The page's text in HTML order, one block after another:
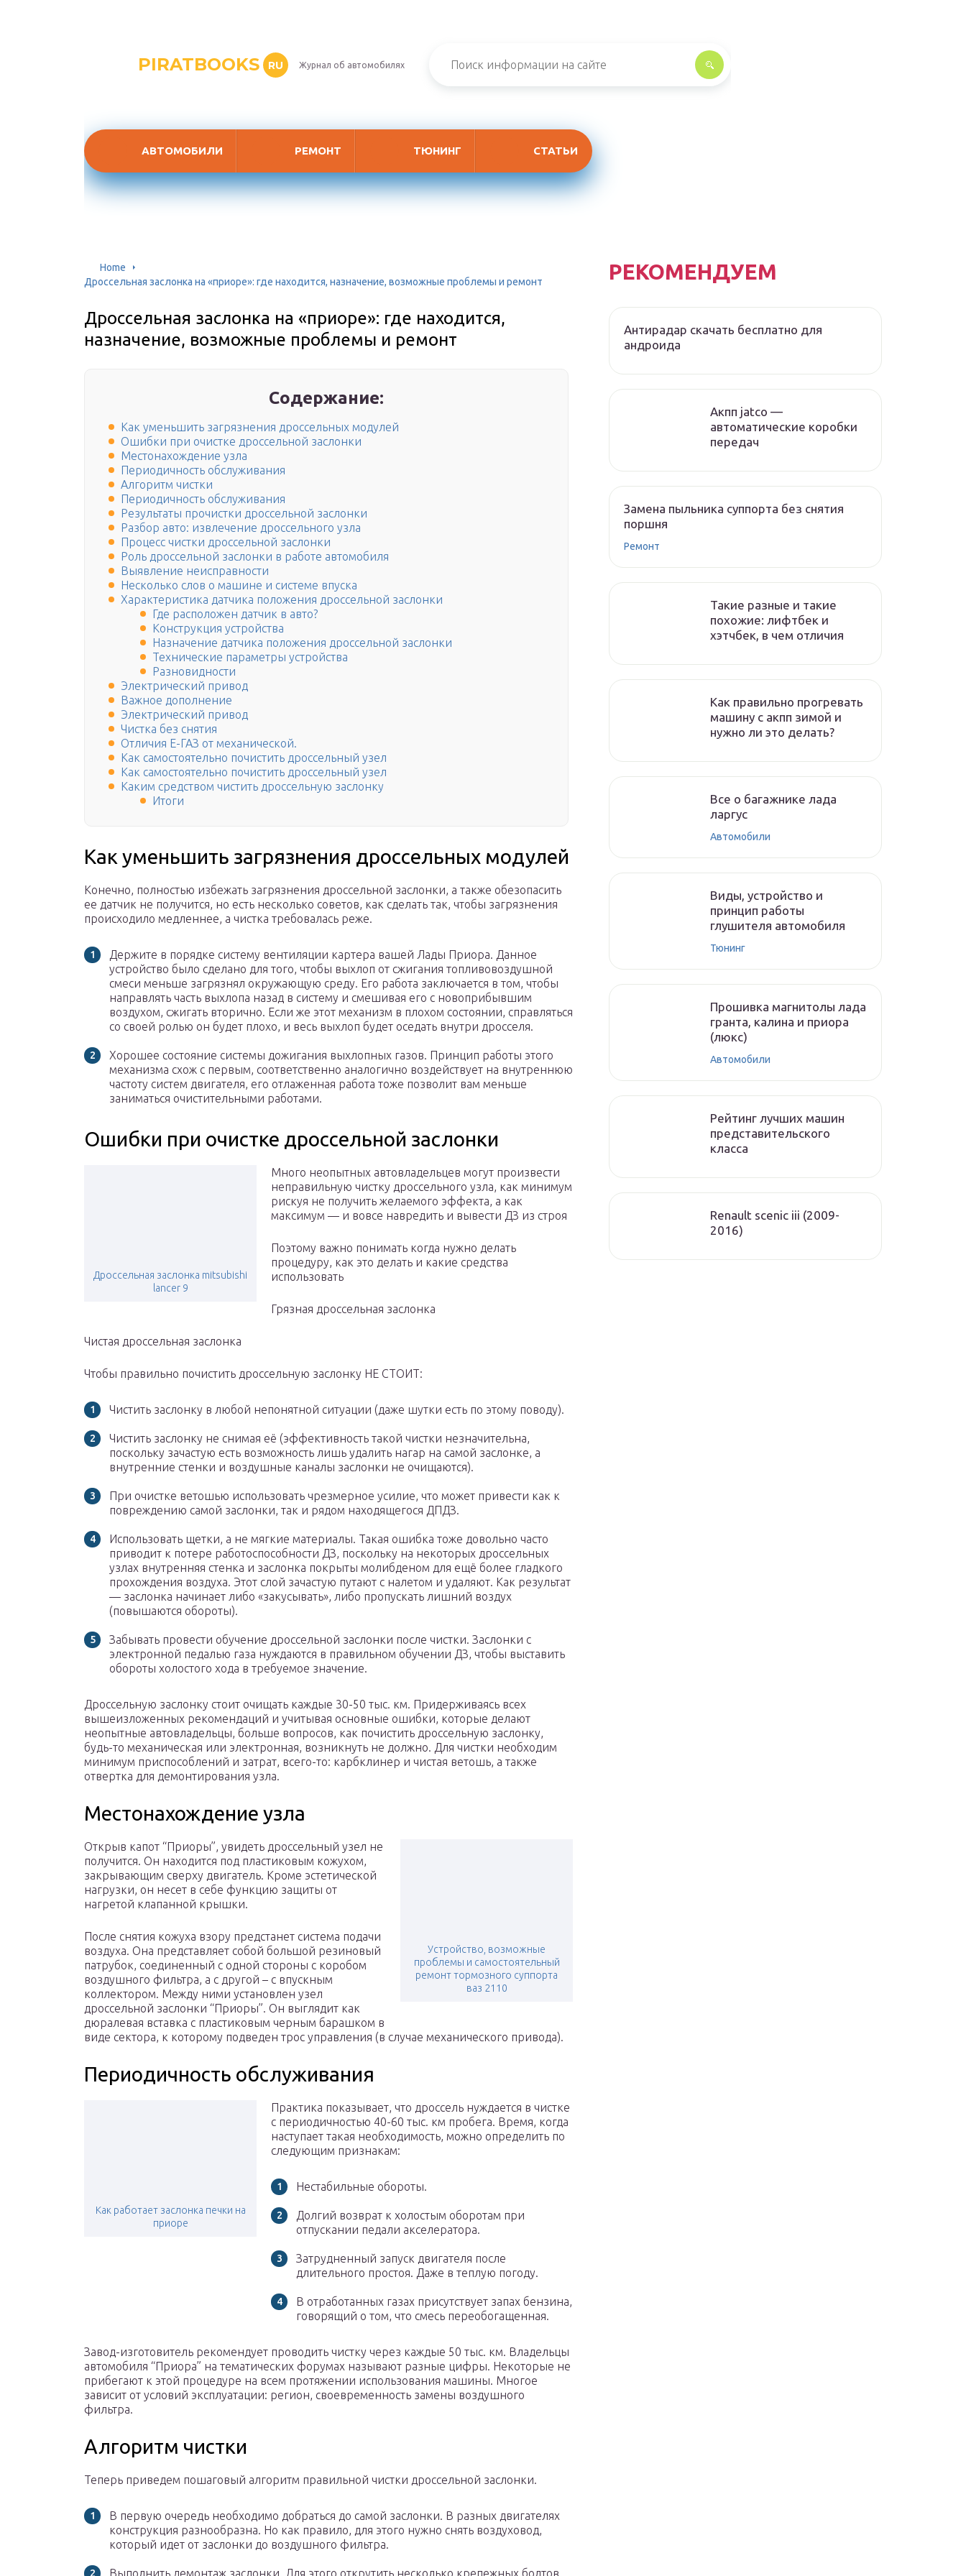
PIRATBOOKS RU Журнал об автомобилях
АВТОМОБИЛИ РЕМОНТ ТЮНИНГ СТАТЬИ
Home
Дроссельная заслонка на «приоре»: где находится, назначение, возможные проблемы и ремонт
Дроссельная заслонка на «приоре»: где находится,
назначение, возможные проблемы и ремонт
Содержание:
Как уменьшить загрязнения дроссельных модулей
Ошибки при очистке дроссельной заслонки
Местонахождение узла
Периодичность обслуживания
Алгоритм чистки
Периодичность обслуживания
Результаты прочистки дроссельной заслонки
Разбор авто: извлечение дроссельного узла
Процесс чистки дроссельной заслонки
Роль дроссельной заслонки в работе автомобиля
Выявление неисправности
Несколько слов о машине и системе впуска
Характеристика датчика положения дроссельной заслонки
Где расположен датчик в авто?
Конструкция устройства
Назначение датчика положения дроссельной заслонки
Технические параметры устройства
Разновидности
Электрический привод
Важное дополнение
Электрический привод
Чистка без снятия
Отличия Е-ГАЗ от механической.
Как самостоятельно почистить дроссельный узел
Как самостоятельно почистить дроссельный узел
Каким средством чистить дроссельную заслонку
Итоги
Как уменьшить загрязнения дроссельных модулей
Конечно, полностью избежать загрязнения дроссельной заслонки, а также обезопасить
ее датчик не получится, но есть несколько советов, как сделать так, чтобы загрязнения
происходило медленнее, а чистка требовалась реже.
Держите в порядке систему вентиляции картера вашей Лады Приора. Данное
устройство было сделано для того, чтобы выхлоп от сжигания топливовоздушной
смеси меньше загрязнял окружающую среду. Его работа заключается в том, чтобы
направлять часть выхлопа назад в систему и смешивая его с новоприбывшим
воздухом, сжигать вторично. Если же этот механизм в плохом состоянии, справляться
со своей ролью он будет плохо, и весь выхлоп будет оседать внутри дросселя.
Хорошее состояние системы дожигания выхлопных газов. Принцип работы этого
механизма схож с первым, соответственно аналогично воздействует на внутреннюю
частоту систем двигателя, его отлаженная работа тоже позволит вам меньше
заниматься очистительными работами.
Ошибки при очистке дроссельной заслонки
Дроссельная заслонка mitsubishi
lancer 9
Много неопытных автовладельцев могут произвести
неправильную чистку дроссельного узла, как минимум
рискуя не получить желаемого эффекта, а как
максимум — и вовсе навредить и вывести ДЗ из строя
Поэтому важно понимать когда нужно делать
процедуру, как это делать и какие средства
использовать
Грязная дроссельная заслонка
Чистая дроссельная заслонка
Чтобы правильно почистить дроссельную заслонку НЕ СТОИТ:
Чистить заслонку в любой непонятной ситуации (даже шутки есть по этому поводу).
Чистить заслонку не снимая её (эффективность такой чистки незначительна,
поскольку зачастую есть возможность лишь удалить нагар на самой заслонке, а
внутренние стенки и воздушные каналы заслонки не очищаются).
При очистке ветошью использовать чрезмерное усилие, что может привести как к
повреждению самой заслонки, так и рядом находящегося ДПДЗ.
Использовать щетки, а не мягкие материалы. Такая ошибка тоже довольно часто
приводит к потере работоспособности ДЗ, поскольку на некоторых дроссельных
узлах внутренняя стенка и заслонка покрыты молибденом для ещё более гладкого
прохождения воздуха. Этот слой зачастую путают с налетом и удаляют. Как результат
— заслонка начинает либо «закусывать», либо пропускать лишний воздух
(повышаются обороты).
Забывать провести обучение дроссельной заслонки после чистки. Заслонки с
электронной педалью газа нуждаются в правильном обучении ДЗ, чтобы выставить
обороты холостого хода в требуемое значение.
Дроссельную заслонку стоит очищать каждые 30-50 тыс. км. Придерживаясь всех
вышеизложенных рекомендаций и учитывая основные ошибки, которые делают
неопытные автовладельцы, больше вопросов, как почистить дроссельную заслонку,
будь-то механическая или электронная, возникнуть не должно. Для чистки необходим
минимум приспособлений и затрат, всего-то: карбклинер и чистая ветошь, а также
отвертка для демонтирования узла.
Местонахождение узла
Устройство, возможные
проблемы и самостоятельный
ремонт тормозного суппорта
ваз 2110
Открыв капот “Приоры”, увидеть дроссельный узел не
получится. Он находится под пластиковым кожухом,
закрывающим сверху двигатель. Кроме эстетической
нагрузки, он несет в себе функцию защиты от
нагретой клапанной крышки.
После снятия кожуха взору предстанет система подачи
воздуха. Она представляет собой большой резиновый
патрубок, соединенный с одной стороны с коробом
воздушного фильтра, а с другой – с впускным
коллектором. Между ними установлен узел
дроссельной заслонки “Приоры”. Он выглядит как
дюралевая вставка с пластиковым черным барашком в
виде сектора, к которому подведен трос управления (в случае механического привода).
Периодичность обслуживания
Как работает заслонка печки на
приоре
Практика показывает, что дроссель нуждается в чистке
с периодичностью 40-60 тыс. км пробега. Время, когда
наступает такая необходимость, можно определить по
следующим признакам:
Нестабильные обороты.
Долгий возврат к холостым оборотам при
отпускании педали акселератора.
Затрудненный запуск двигателя после
длительного простоя. Даже в теплую погоду.
В отработанных газах присутствует запах бензина,
говорящий о том, что смесь переобогащенная.
Завод-изготовитель рекомендует проводить чистку через каждые 50 тыс. км. Владельцы
автомобиля “Приора” на тематических форумах называют разные цифры. Некоторые не
прибегают к этой процедуре на всем протяжении использования машины. Многое
зависит от условий эксплуатации: регион, своевременность замены воздушного
фильтра.
Алгоритм чистки
Теперь приведем пошаговый алгоритм правильной чистки дроссельной заслонки.
В первую очередь необходимо добраться до самой заслонки. В разных двигателях
конструкция разнообразна. Но как правило, для этого нужно снять воздуховод,
который идет от заслонки до воздушного фильтра.
Выполнить демонтаж заслонки. Для этого открутить несколько крепежных болтов
РЕКОМЕНДУЕМ
Антирадар скачать бесплатно для
андроида
Акпп jatco —
автоматические коробки
передач
Замена пыльника суппорта без снятия
поршня
Ремонт
Такие разные и такие
похожие: лифтбек и
хэтчбек, в чем отличия
Как правильно прогревать
машину с акпп зимой и
нужно ли это делать?
Все о багажнике лада
ларгус
Автомобили
Виды, устройство и
принцип работы
глушителя автомобиля
Тюнинг
Прошивка магнитолы лада
гранта, калина и приора
(люкс)
Автомобили
Рейтинг лучших машин
представительского
класса
Renault scenic iii (2009-
2016)